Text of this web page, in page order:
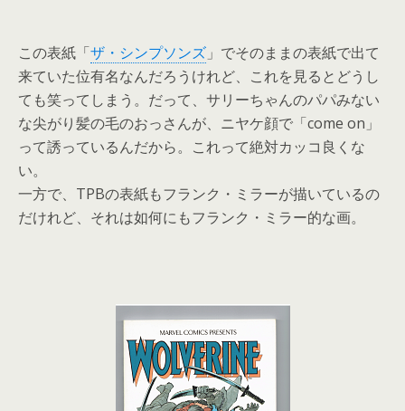
この表紙「ザ・シンプソンズ 」でそのままの表紙で出て
来ていた位有名なんだろうけれど、これを見るとどうし
ても笑ってしまう。だって、サリーちゃんのパパみない
な尖がり髪の毛のおっさんが、ニヤケ顔で「come on」
って誘っているんだから。これって絶対カッコ良くな
い。
一方で、TPBの表紙もフランク・ミラーが描いているの
だけれど、それは如何にもフランク・ミラー的な画。